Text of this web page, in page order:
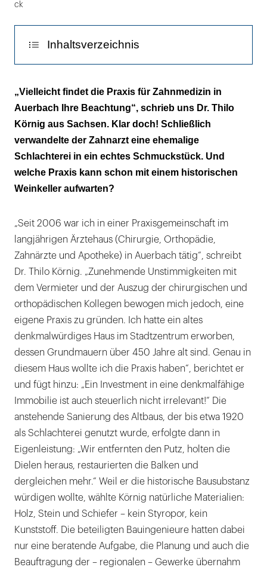
wörtlich
genommen:
sanierte
den
Altbau,
in
dem
sich
bis
1920
eine
Schlachterei
befand,
in
Eigenleistung.
ck
Inhaltsverzeichnis
Serie & Aufruf
„Vielleicht findet die Praxis für Zahnmedizin in
Auerbach Ihre Beachtung“, schrieb uns Dr. Thilo
Körnig aus Sachsen. Klar doch! Schließlich
verwandelte der Zahnarzt eine ehemalige
Schlachterei in ein echtes Schmuckstück. Und
welche Praxis kann schon mit einem historischen
Weinkeller aufwarten?
„Seit 2006 war ich in einer Praxisgemeinschaft im
langjährigen Ärztehaus (Chirurgie, Orthopädie,
Zahnärzte und Apotheke) in Auerbach tätig“, schreibt
Dr. Thilo Körnig. „Zunehmende Unstimmigkeiten mit
dem Vermieter und der Auszug der chirurgischen und
orthopädischen Kollegen bewogen mich jedoch, eine
eigene Praxis zu gründen. Ich hatte ein altes
denkmalwürdiges Haus im Stadtzentrum erworben,
dessen Grundmauern über 450 Jahre alt sind. Genau in
diesem Haus wollte ich die Praxis haben“, berichtet er
und fügt hinzu: „Ein Investment in eine denkmalfähige
Immobilie ist auch steuerlich nicht irrelevant!“ Die
anstehende Sanierung des Altbaus, der bis etwa 1920
als Schlachterei genutzt wurde, erfolgte dann in
Eigenleistung: „Wir entfernten den Putz, holten die
Dielen heraus, restaurierten die Balken und
dergleichen mehr.“ Weil er die historische Bausubstanz
würdigen wollte, wählte Körnig natürliche Materialien:
Holz, Stein und Schiefer – kein Styropor, kein
Kunststoff. Die beteiligten Bauingenieure hatten dabei
nur eine beratende Aufgabe, die Planung und auch die
Beauftragung der – regionalen – Gewerke übernahm